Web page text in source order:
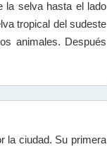
la selva hasta el lado
tropical del sudeste
animales. Después
la ciudad. Su primera